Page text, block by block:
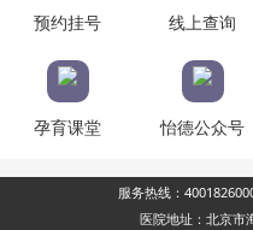
预约挂号 线上查询
孕育课堂 怡德公众号
服务热线：
医院地址：北京市